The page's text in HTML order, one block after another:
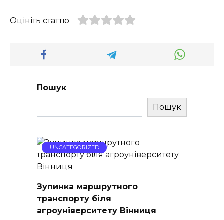
Оцініть статтю
Пошук
Пошук
UNCATEGORIZED
Зупинка маршрутного
транспорту біля
агроуніверситету Вінниця